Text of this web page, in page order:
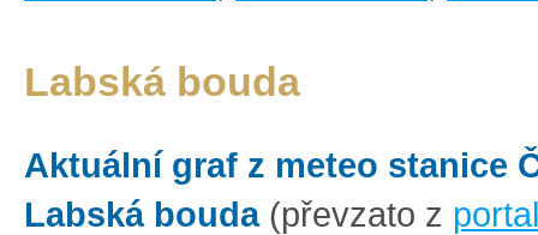
Labská bouda
Aktuální graf z meteo stanice
Labská bouda(převzato z